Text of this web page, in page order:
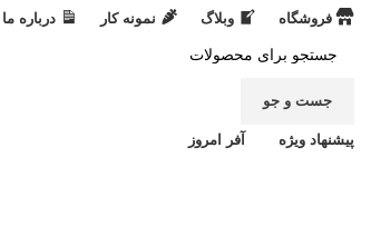
فروشگاه وبلاگ نمونه کار درباره ما
جست و جو
پیشنهاد ویژه آفر امروز